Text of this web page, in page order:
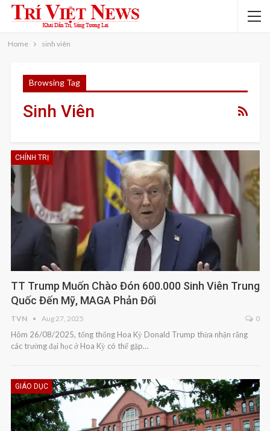
Home sinh viên
Browsing Tag
Sinh Viên
CHÍNH TRỊ
TT Trump Muốn Chào Đón 600.000 Sinh Viên Trung
Quốc Đến Mỹ, MAGA Phản Đối
TVN Aug 27, 2025 0
Hôm 26/08/2025, tổng thống Hoa Kỳ Donald Trump thừa nhận rằng
các trường đại học ở Hoa Kỳ có thể gặp…
GIÁO DỤC